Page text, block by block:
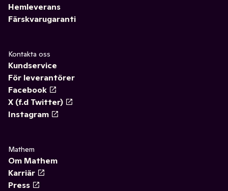
Hemleverans
Färskvarugaranti
Kontakta oss
Kundservice
För leverantörer
Facebook
X (f.d Twitter)
Instagram
Mathem
Om Mathem
Karriär
Press